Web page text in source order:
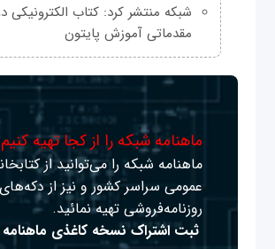
شبکه منتشر کرد: کتاب الکترونیکی
مقدماتی آموزش پایتون
ماهنامه شبکه را از کجا تهیه
ماهنامه شبکه را می‌توانید از
عمومی سراسر کشور و نیز از دکه‌های
روزنامه‌فروشی تهیه نمائید.
ثبت اشتراک نسخه کاغذی